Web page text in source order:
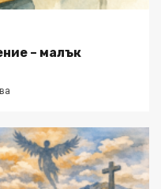
– малък